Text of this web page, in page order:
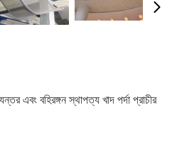
এবং বহিরঙ্গন স্থাপত্য খাদ পর্দা প্রাচীর